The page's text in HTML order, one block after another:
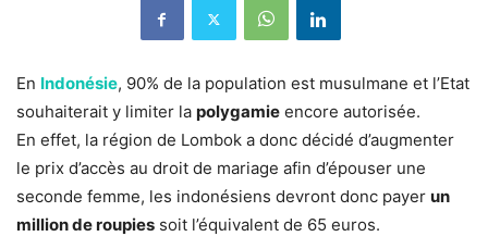
En Indonésie, 90% de la population est musulmane et l’Etat
souhaiterait y limiter la polygamie encore autorisée.
En effet, la région de Lombok a donc décidé d’augmenter
le prix d’accès au droit de mariage afin d’épouser une
seconde femme, les indonésiens devront donc payer un
million de roupies soit l’équivalent de 65 euros.